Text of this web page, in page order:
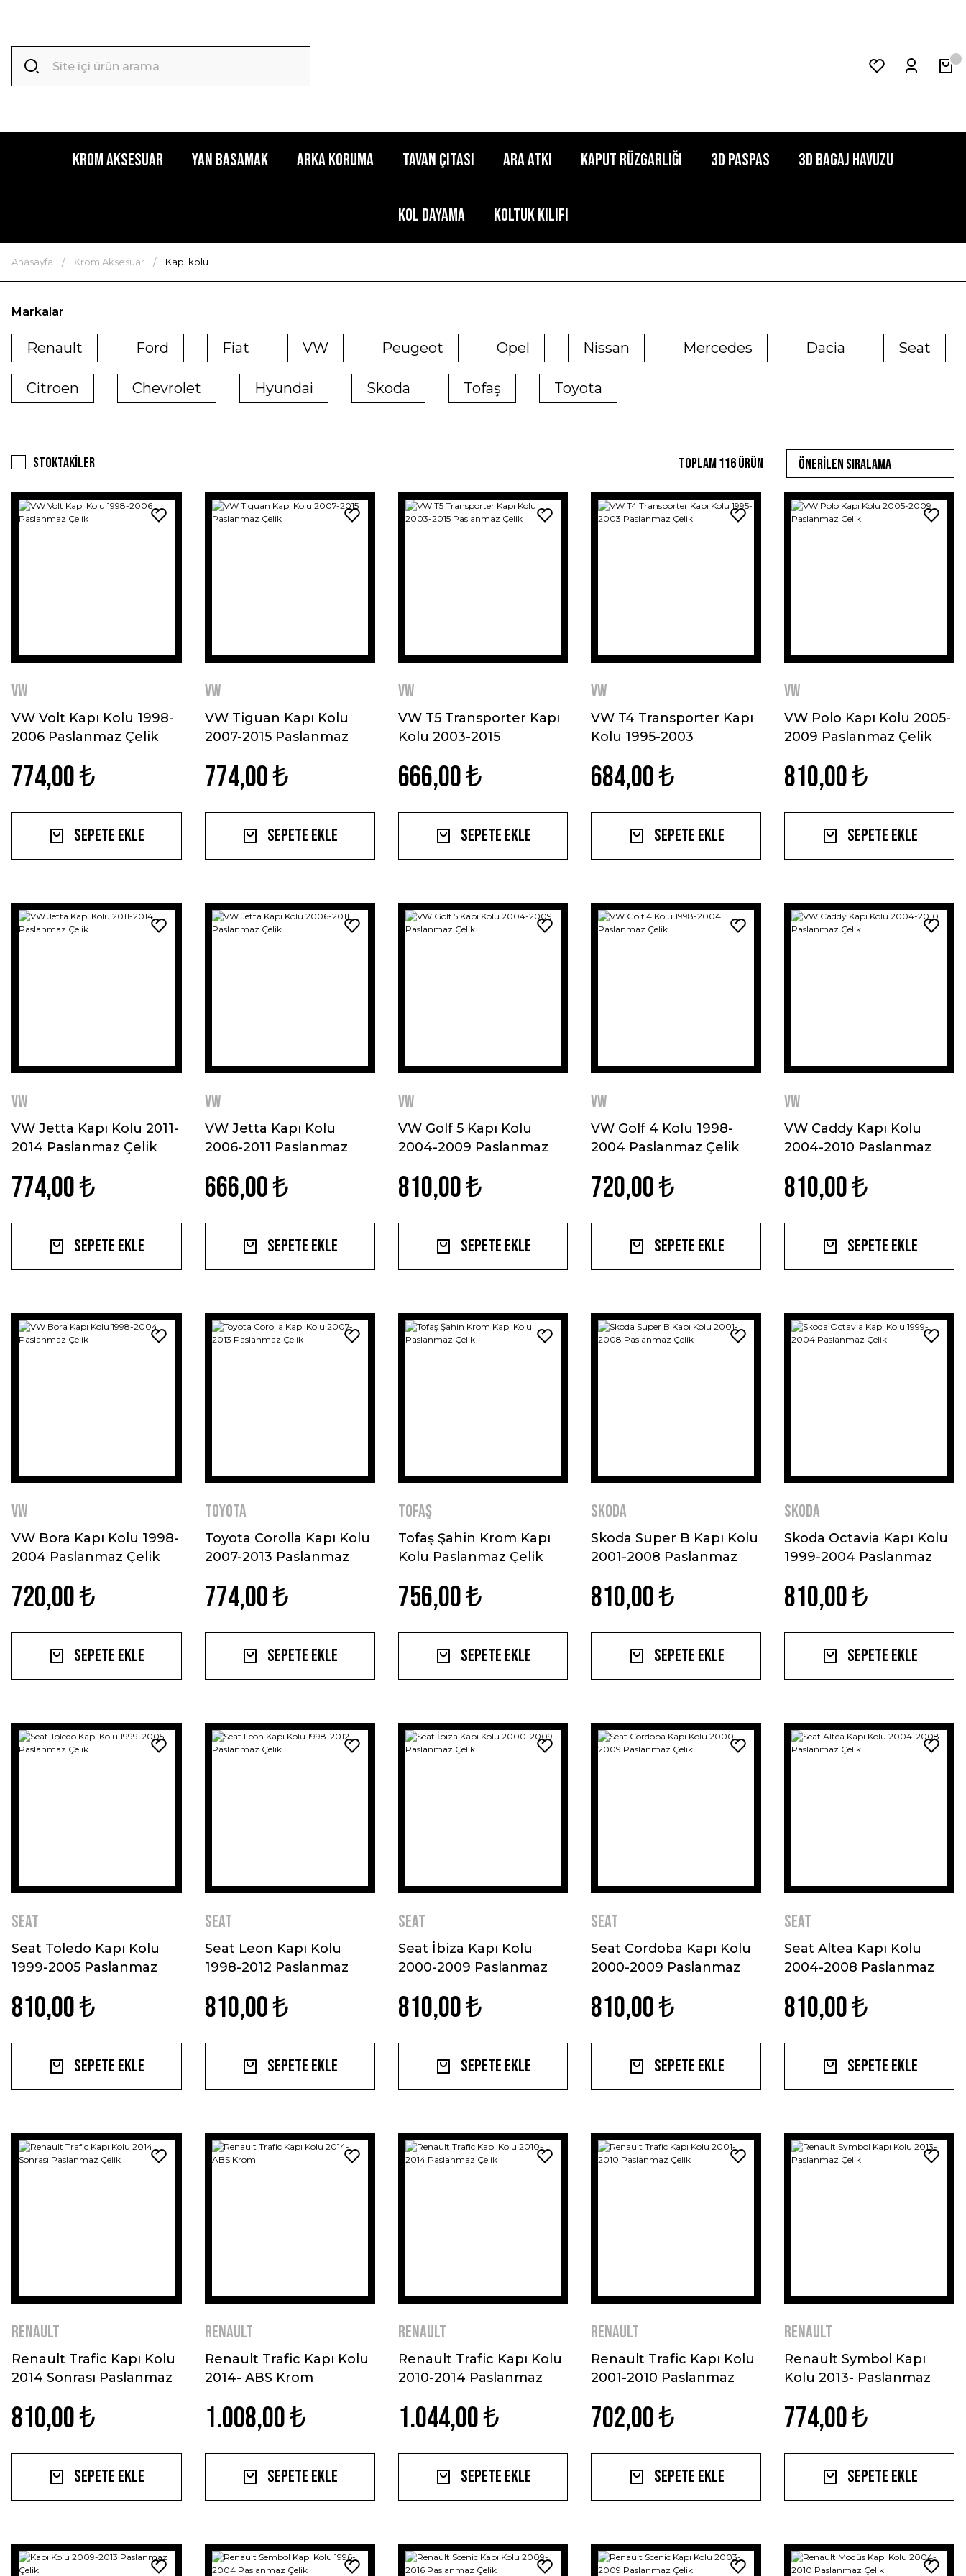
Krom Aksesuar Yan Basamak Arka Koruma Tavan Çıtası Ara Atkı Kaput Rüzgarlığı 3D Paspas 3D Bagaj Havuzu
Kol Dayama Koltuk Kılıfı
Anasayfa Krom Aksesuar Kapı kolu
Markalar
Renault Ford Fiat VW Peugeot Opel Nissan Mercedes Dacia Seat
Citroen Chevrolet Hyundai Skoda Tofaş Toyota
Stoktakiler Toplam 116 ürün
VW
VW Volt Kapı Kolu 1998-
2006 Paslanmaz Çelik
774,00 ₺
Sepete Ekle
VW
VW Tiguan Kapı Kolu
2007-2015 Paslanmaz
774,00 ₺
Sepete Ekle
VW
VW T5 Transporter Kapı
Kolu 2003-2015
666,00 ₺
Sepete Ekle
VW
VW T4 Transporter Kapı
Kolu 1995-2003
684,00 ₺
Sepete Ekle
VW
VW Polo Kapı Kolu 2005-
2009 Paslanmaz Çelik
810,00 ₺
Sepete Ekle
VW
VW Jetta Kapı Kolu 2011-
2014 Paslanmaz Çelik
774,00 ₺
Sepete Ekle
VW
VW Jetta Kapı Kolu
2006-2011 Paslanmaz
666,00 ₺
Sepete Ekle
VW
VW Golf 5 Kapı Kolu
2004-2009 Paslanmaz
810,00 ₺
Sepete Ekle
VW
VW Golf 4 Kolu 1998-
2004 Paslanmaz Çelik
720,00 ₺
Sepete Ekle
VW
VW Caddy Kapı Kolu
2004-2010 Paslanmaz
810,00 ₺
Sepete Ekle
VW
VW Bora Kapı Kolu 1998-
2004 Paslanmaz Çelik
720,00 ₺
Sepete Ekle
Toyota
Toyota Corolla Kapı Kolu
2007-2013 Paslanmaz
774,00 ₺
Sepete Ekle
Tofaş
Tofaş Şahin Krom Kapı
Kolu Paslanmaz Çelik
756,00 ₺
Sepete Ekle
Skoda
Skoda Super B Kapı Kolu
2001-2008 Paslanmaz
810,00 ₺
Sepete Ekle
Skoda
Skoda Octavia Kapı Kolu
1999-2004 Paslanmaz
810,00 ₺
Sepete Ekle
Seat
Seat Toledo Kapı Kolu
1999-2005 Paslanmaz
810,00 ₺
Sepete Ekle
Seat
Seat Leon Kapı Kolu
1998-2012 Paslanmaz
810,00 ₺
Sepete Ekle
Seat
Seat İbiza Kapı Kolu
2000-2009 Paslanmaz
810,00 ₺
Sepete Ekle
Seat
Seat Cordoba Kapı Kolu
2000-2009 Paslanmaz
810,00 ₺
Sepete Ekle
Seat
Seat Altea Kapı Kolu
2004-2008 Paslanmaz
810,00 ₺
Sepete Ekle
Renault
Renault Trafic Kapı Kolu
2014 Sonrası Paslanmaz
810,00 ₺
Sepete Ekle
Renault
Renault Trafic Kapı Kolu
2014- ABS Krom
1.008,00 ₺
Sepete Ekle
Renault
Renault Trafic Kapı Kolu
2010-2014 Paslanmaz
1.044,00 ₺
Sepete Ekle
Renault
Renault Trafic Kapı Kolu
2001-2010 Paslanmaz
702,00 ₺
Sepete Ekle
Renault
Renault Symbol Kapı
Kolu 2013- Paslanmaz
774,00 ₺
Sepete Ekle